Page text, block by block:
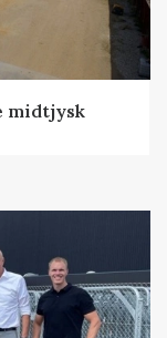
midtjysk